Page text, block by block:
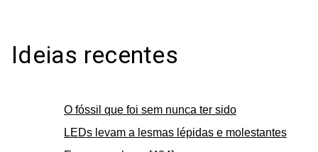
Ideias recentes
O fóssil que foi sem nunca ter sido
LEDs levam a lesmas lépidas e molestantes